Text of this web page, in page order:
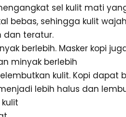
sel kulit mati
bebas, sehingga kulit
dan teratur.
berlebih. Masker kopi
minyak berlebih
kulit. Kopi dapat
lebih halus dan